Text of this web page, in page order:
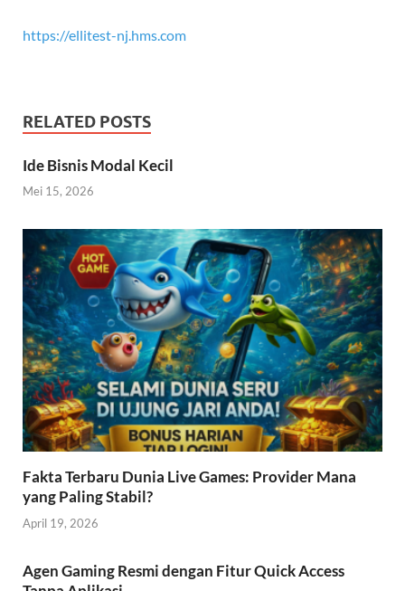
https://ellitest-nj.hms.com
RELATED POSTS
Ide Bisnis Modal Kecil
Mei 15, 2026
Fakta Terbaru Dunia Live Games: Provider Mana
yang Paling Stabil?
April 19, 2026
Agen Gaming Resmi dengan Fitur Quick Access